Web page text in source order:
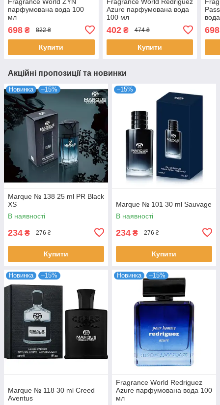
парфумована вода 100
мл
698 ₴ 822 ₴
Купити
Azure парфумована вода
100 мл
402₴ 474 ₴
Купити
698
Акційні пропозиції та новинки
Новинка –15%
Marque № 138 25 ml PR Black
XS
В наявності
234 ₴ 276 ₴
Купити
–15%
Marque № 101 30 ml Sauvage
В наявності
234 ₴ 276 ₴
Купити
Новинка –15%
Marque № 118 30 ml Creed
Aventus
Новинка –15%
Fragrance World Redriguez
Azure парфумована вода 100
мл